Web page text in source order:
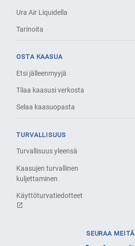
Ura Air Liquidella
Tarinoita
OSTA KAASUA
Etsi jälleenmyyjä
Tilaa kaasusi verkosta
Selaa kaasuopasta
TURVALLISUUS
Turvallisuus yleensä
Kaasujen turvallinen
kuljettaminen
Käyttöturvatiedotteet
SEURAA MEITÄ